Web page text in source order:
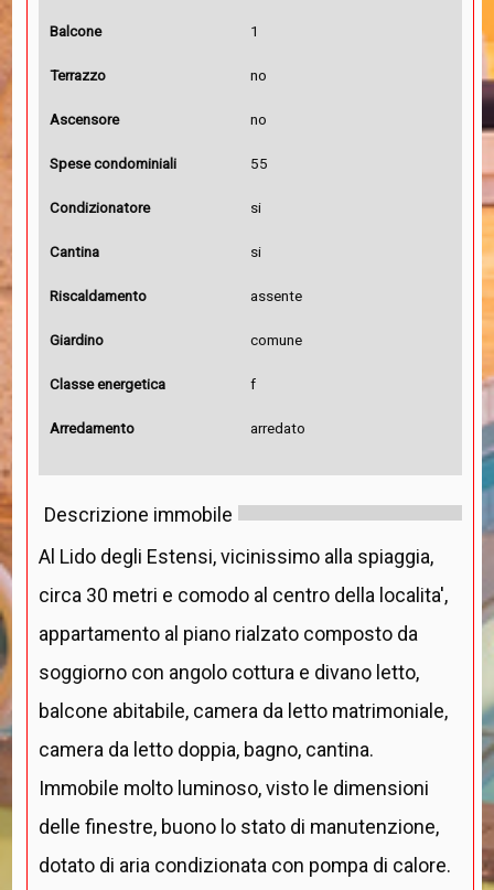
Balcone 1
Terrazzo no
Ascensore no
Spese condominiali 55
Condizionatore si
Cantina si
Riscaldamento assente
Giardino comune
Classe energetica f
Arredamento arredato
Descrizione immobile
Al Lido degli Estensi, vicinissimo alla spiaggia,
circa 30 metri e comodo al centro della localita',
appartamento al piano rialzato composto da
soggiorno con angolo cottura e divano letto,
balcone abitabile, camera da letto matrimoniale,
camera da letto doppia, bagno, cantina.
Immobile molto luminoso, visto le dimensioni
delle finestre, buono lo stato di manutenzione,
dotato di aria condizionata con pompa di calore.